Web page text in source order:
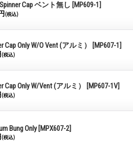
Spinner Cap ベント無し [MP609-1]
(税込)
Cap Only W/O Vent (アルミ） [MP607-1]
(税込)
Cap Only W/Vent (アルミ） [MP607-1V]
(税込)
Bung Only [MPX607-2]
(税込)